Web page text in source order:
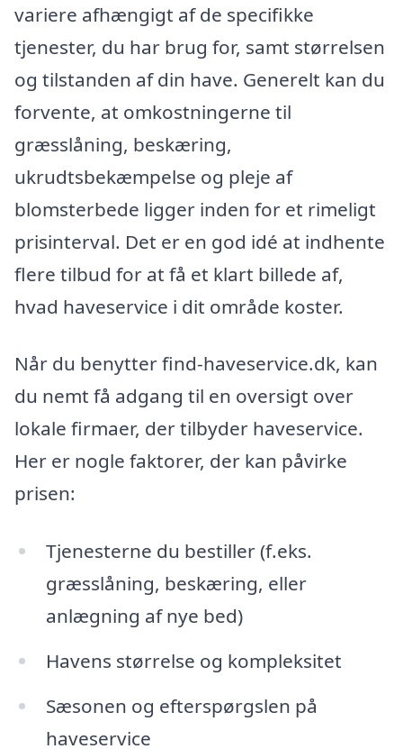
variere afhængigt af de specifikke
tjenester, du har brug for, samt størrelsen
og tilstanden af din have. Generelt kan du
forvente, at omkostningerne til
græsslåning, beskæring,
ukrudtsbekæmpelse og pleje af
blomsterbede ligger inden for et rimeligt
prisinterval. Det er en god idé at indhente
flere tilbud for at få et klart billede af,
hvad haveservice i dit område koster.
Når du benytter find-haveservice.dk, kan
du nemt få adgang til en oversigt over
lokale firmaer, der tilbyder haveservice.
Her er nogle faktorer, der kan påvirke
prisen:
Tjenesterne du bestiller (f.eks.
græsslåning, beskæring, eller
anlægning af nye bed)
Havens størrelse og kompleksitet
Sæsonen og efterspørgslen på
haveservice